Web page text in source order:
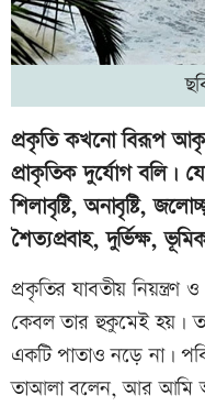
প্রকৃতি কখনো বিরূপ
প্রাকৃতিক দুর্যোগ বলি।
শিলাবৃষ্টি, অনাবৃষ্টি,
শৈত্যপ্রবাহ, দুর্ভিক্ষ,
প্রকৃতির যাবতীয়
কেবল তার হুকুমেই হয়।
একটি পাতাও নড়ে না।
তাআলা বলেন, আর আমি